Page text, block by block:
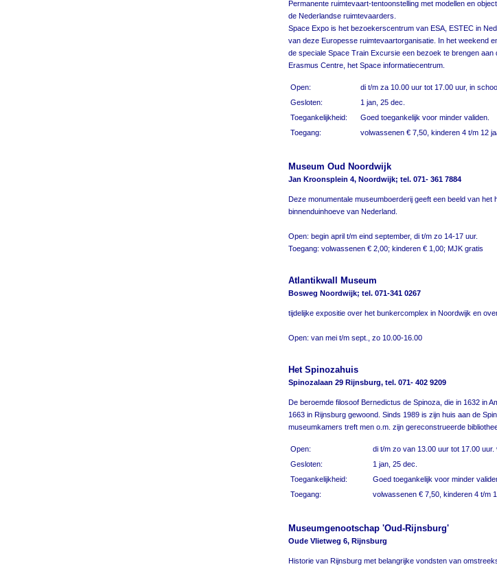
Permanente ruimtevaart-tentoonstelling met modellen en
de Nederlandse ruimtevaarders.
Space Expo is het bezoekerscentrum van ESA, ESTEC in
van deze Europesse ruimtevaartorganisatie. In het weekend
de speciale Space Train Excursie een bezoek te brengen
Erasmus Centre, het Space informatiecentrum.
Open:
di t/m za 10.00 uur tot 17.00 uur, in
Gesloten:
1 jan, 25 dec.
Toegankelijkheid:
Goed toegankelijk voor minder validen.
Toegang:
volwassenen € 7,50, kinderen 4 t/m 12
Museum Oud Noordwijk
Jan Kroonsplein 4, Noordwijk; tel. 071- 361 7884
Deze monumentale museumboerderij geeft een beeld van
binnenduinhoeve van Nederland.
Open: begin april t/m eind september, di t/m zo 14-17 uur.
Toegang: volwassenen € 2,00; kinderen € 1,00; MJK gratis
Atlantikwall Museum
Bosweg Noordwijk; tel. 071-341 0267
tijdelijke expositie over het bunkercomplex in Noordwijk en
Open: van mei t/m sept., zo 10.00-16.00
Het Spinozahuis
Spinozalaan 29 Rijnsburg, tel. 071- 402 9209
De beroemde filosoof Bernedictus de Spinoza, die in 1632 in
1663 in Rijnsburg gewoond. Sinds 1989 is zijn huis aan de
museumkamers treft men o.m. zijn gereconstrueerde
Open:
di t/m zo van 13.00 uur tot 17.00
Gesloten:
1 jan, 25 dec.
Toegankelijkheid:
Goed toegankelijk voor minder
Toegang:
volwassenen € 7,50, kinderen 4 t/m
Museumgenootschap 'Oud-Rijnsburg'
Oude Vlietweg 6, Rijnsburg
Historie van Rijnsburg met belangrijke vondsten van